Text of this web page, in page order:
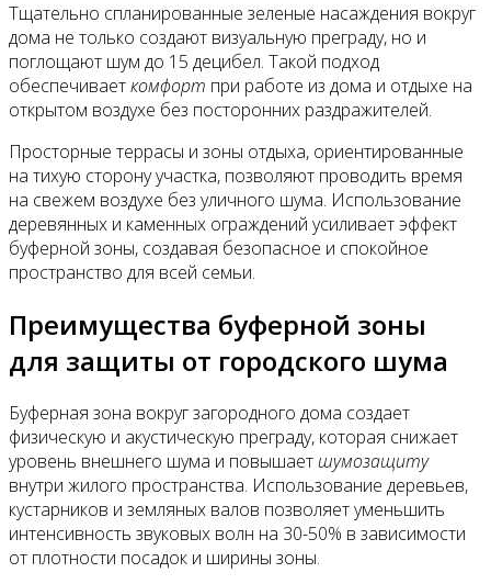
Тщательно спланированные зеленые насаждения вокруг
дома не только создают визуальную преграду, но и
поглощают шум до 15 децибел. Такой подход
обеспечиваеткомфорт при работе из дома и отдыхе на
открытом воздухе без посторонних раздражителей.
Просторные террасы и зоны отдыха, ориентированные
на тихую сторону участка, позволяют проводить время
на свежем воздухе без уличного шума. Использование
деревянных и каменных ограждений усиливает эффект
буферной зоны, создавая безопасное и спокойное
пространство для всей семьи.
Преимущества буферной зоны
для защиты от городского шума
Буферная зона вокруг загородного дома создает
физическую и акустическую преграду, которая снижает
уровень внешнего шума и повышает шумозащиту
внутри жилого пространства. Использование деревьев,
кустарников и земляных валов позволяет уменьшить
интенсивность звуковых волн на 30-50% в зависимости
от плотности посадок и ширины зоны.